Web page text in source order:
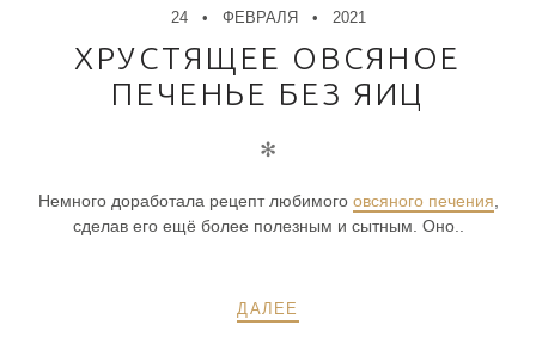
24 ФЕВРАЛЯ 2021
ХРУСТЯЩЕЕ ОВСЯНОЕ
ПЕЧЕНЬЕ БЕЗ ЯИЦ
✻
Немного доработала рецепт любимого овсяного печения,
сделав его ещё более полезным и сытным. Оно..
ДАЛЕЕ